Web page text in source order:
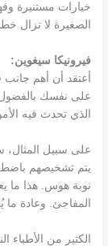
خيارات مستنيرة
الصغيرة لا تزال
فيرونيكا سيغوين:
أعتقد أن أهم
على نفسك
الذي تحدث فيه
على سبيل
يتم تشخيصهم
نوبة هوس. هذا ما
المفاجئ. وعادة
الكثير من الأطباء